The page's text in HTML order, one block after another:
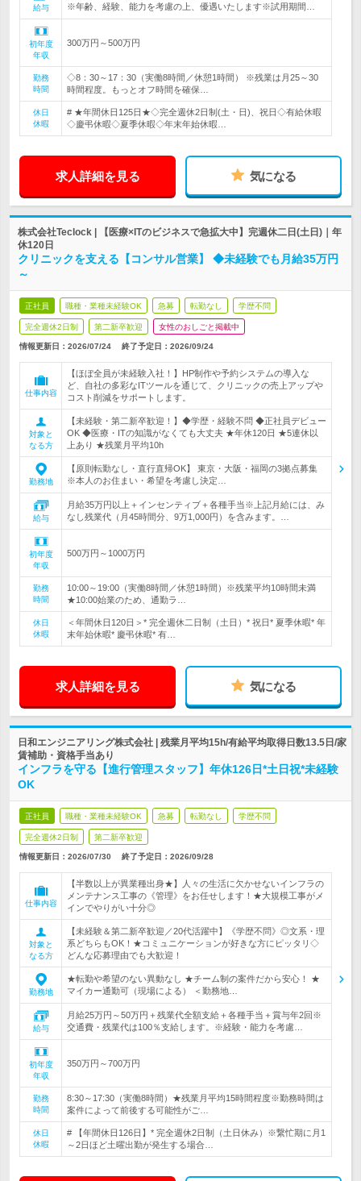
給与
※年齢、経験、能力を考慮の上、優遇いたします※試用期間…
初年度
年収
300万円～500万円
勤務
時間
◇8：30～17：30（実働8時間／休憩1時間） ※残業は月25～30
時間程度。もっとオフ時間を確保…
休日
休暇
# ★年間休日125日★◇完全週休2日制(土・日)、祝日◇有給休暇
◇慶弔休暇◇夏季休暇◇年末年始休暇…
求人詳細を見る 気になる
株式会社Teclock | 【医療×ITのビジネスで急拡大中】完週休二日(土日)｜年
休120日
クリニックを支える【コンサル営業】 ◆未経験でも月給35万円
～
正社員 職種・業種未経験OK 急募 転勤なし 学歴不問
完全週休2日制 第二新卒歓迎 女性のおしごと掲載中
情報更新日：2026/07/24 終了予定日： 2026/09/24
仕事内容
【ほぼ全員が未経験入社！】HP制作や予約システムの導入な
ど、自社の多彩なITツールを通じて、クリニックの売上アップや
コスト削減をサポートします。
対象と
なる方
【未経験・第二新卒歓迎！】◆学歴・経験不問 ◆正社員デビュー
OK ◆医療・ITの知識がなくても大丈夫 ★年休120日 ★5連休以
上あり ★残業月平均10h
勤務地
【原則転勤なし・直行直帰OK】 東京・大阪・福岡の3拠点募集
※本人のお住まい・希望を考慮し決定…
給与
月給35万円以上＋インセンティブ＋各種手当※上記月給には、み
なし残業代（月45時間分、9万1,000円）を含みます。…
初年度
年収
500万円～1000万円
勤務
時間
10:00～19:00（実働8時間／休憩1時間）※残業平均10時間未満
★10:00始業のため、通勤ラ…
休日
休暇
＜年間休日120日＞* 完全週休二日制（土日）* 祝日* 夏季休暇* 年
末年始休暇* 慶弔休暇* 有…
求人詳細を見る 気になる
日和エンジニアリング株式会社 | 残業月平均15h/有給平均取得日数13.5日/家
賃補助・資格手当あり
インフラを守る【進行管理スタッフ】年休126日*土日祝*未経験
OK
正社員 職種・業種未経験OK 急募 転勤なし 学歴不問
完全週休2日制 第二新卒歓迎
情報更新日：2026/07/30 終了予定日： 2026/09/28
仕事内容
【半数以上が異業種出身★】人々の生活に欠かせないインフラの
メンテナンス工事の《管理》をお任せします！★大規模工事がメ
インでやりがい十分◎
対象と
なる方
【未経験＆第二新卒歓迎／20代活躍中】《学歴不問》◎文系・理
系どちらもOK！★コミュニケーションが好きな方にピッタリ◇
どんな応募理由でも大歓迎！
勤務地
★転勤や希望のない異動なし ★チーム制の案件だから安心！ ★
マイカー通勤可（現場による） ＜勤務地…
給与
月給25万円～50万円＋残業代全額支給＋各種手当＋賞与年2回※
交通費・残業代は100％支給します。※経験・能力を考慮…
初年度
年収
350万円～700万円
勤務
時間
8:30～17:30（実働8時間）★残業月平均15時間程度※勤務時間は
案件によって前後する可能性がご…
休日
休暇
# 【年間休日126日】* 完全週休2日制（土日休み）※繋忙期に月1
～2日ほど土曜出勤が発生する場合…